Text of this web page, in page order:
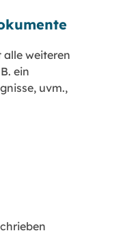
alle weiteren
ein
uvm.,